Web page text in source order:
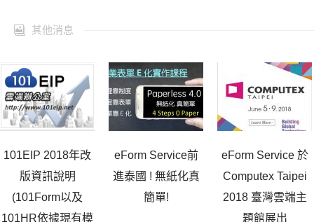
其他消息
101EIP 2018年改
版資訊說明
(101Form以及
101HR依據現有模
eForm Service前
進泰國 ! 無紙化真
簡單!
eForm Service 於
Computex Taipei
2018 臺灣雲端主
題館展出